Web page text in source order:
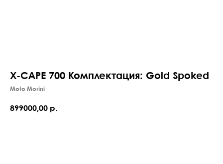
X-CAPE 700 Комплектация: Gold Spoked
Moto Morini
899000,00 р.